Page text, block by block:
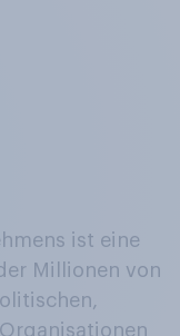
ist eine
Millionen von